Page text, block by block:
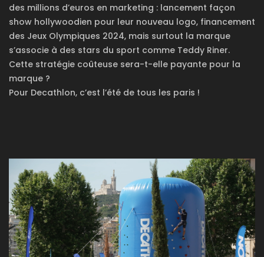
des millions d’euros en marketing : lancement façon
show hollywoodien pour leur nouveau logo, financement
des Jeux Olympiques 2024, mais surtout la marque
s’associe à des stars du sport comme Teddy Riner.
Cette stratégie coûteuse sera-t-elle payante pour la
marque ?
Pour Decathlon, c’est l’été de tous les paris !